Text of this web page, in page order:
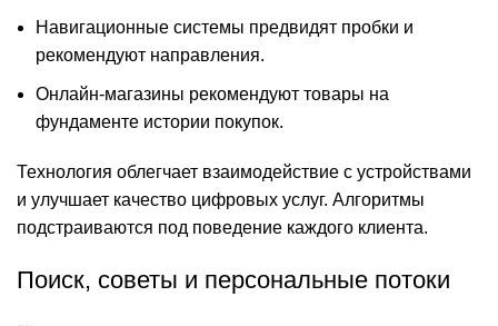
Навигационные системы предвидят пробки и
рекомендуют направления.
Онлайн-магазины рекомендуют товары на
фундаменте истории покупок.
Технология облегчает взаимодействие с устройствами
и улучшает качество цифровых услуг. Алгоритмы
подстраиваются под поведение каждого клиента.
Поиск, советы и персональные потоки